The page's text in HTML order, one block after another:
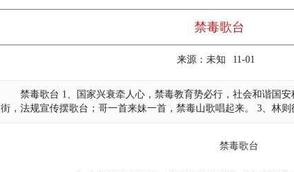
禁毒歌台
来源：未知 11-01
禁毒歌台 1、国家兴衰牵人心，禁毒教育势必行，社会和谐国安
街，法规宣传摆歌台；哥一首来妹一首，禁毒山歌唱起来。 3、林则
禁毒歌台